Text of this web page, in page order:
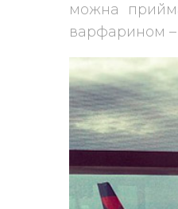
можна
варфарином –